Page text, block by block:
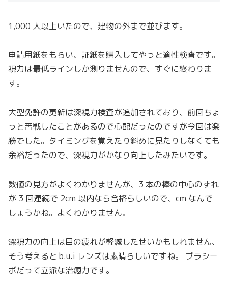
1,000 人以上いたので、建物の外まで並びます。
申請用紙をもらい、証紙を購入してやっと適性検査です。
視力は最低ラインしか測りませんので、すぐに終わりま
す。
大型免許の更新は深視力検査が追加されており、前回ちょ
っと苦戦したことがあるので心配だったのですが今回は楽
勝でした。タイミングを覚えたり斜めに見たりしなくても
余裕だったので、深視力がかなり向上したみたいです。
数値の見方がよくわかりませんが、3 本の棒の中心のずれ
が 3 回連続で 2cm 以内なら合格らしいので、cm なんで
しょうかね。よくわかりません。
深視力の向上は目の疲れが軽減したせいかもしれません、
そう考えると b.u.i レンズは素晴らしいですね。 プラシー
ボだって立派な治癒力です。